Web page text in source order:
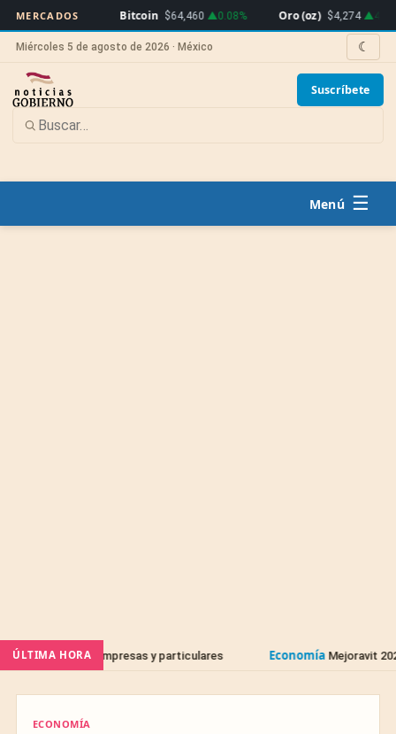
MERCADOS
$19.91 Bitcoin $64,460▲0.08% Oro (oz) $4,274▲4.32%
Miércoles 5 de agosto de 2026 · México ☾
Suscríbete
☰
ÚLTIMA HORA
a empresas y particulares Economía Mejoravit 2026 presta
ECONOMÍA